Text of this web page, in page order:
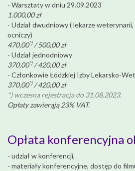
- Warsztaty w dniu 29.09.2023
1.000,00 zł
- Udział dwudniowy ( lekarze
ocniczy)
470,00*)/ 500,00 zł
- Udział jednodniowy
370,00*)/ 420,00 zł
- Członkowie Łódzkiej Izby Lekarsko-
370,00*)/ 420,00 zł
*) wczesna rejestracja do 31.08.2023.
Opłaty zawierąją 23% VAT.
Opłata konferencyjna
- udział w konferencji,
- materiały konferencyjne, dostęp do